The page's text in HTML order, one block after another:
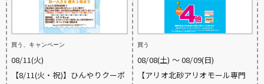
買う、キャンペーン
08/11(火)
【8/11(火・祝)】ひんやりクーポ
買う
08/08(土) 〜 08/09(日)
【アリオ北砂アリオモール専門